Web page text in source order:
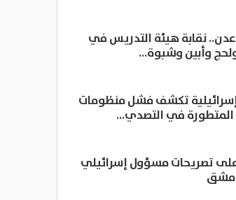
نقابة هيئة التدريس في
وأبين وشبوة…
تكشف فشل منظومات
المتطورة في التصدي…
تصريحات مسؤول إسرائيلي